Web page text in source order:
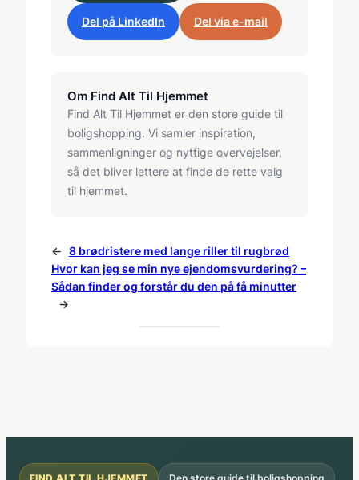
Del på LinkedIn Del via e-mail
Om Find Alt Til Hjemmet
Find Alt Til Hjemmet er den store guide til
boligshopping. Vi samler inspiration,
sammenligninger og nyttige overvejelser,
så det bliver lettere at finde de rette valg
til hjemmet.
← 8 brødristere med lange riller til rugbrød
Hvor kan jeg se min nye ejendomsvurdering? –
Sådan finder og forstår du den på få minutter
→